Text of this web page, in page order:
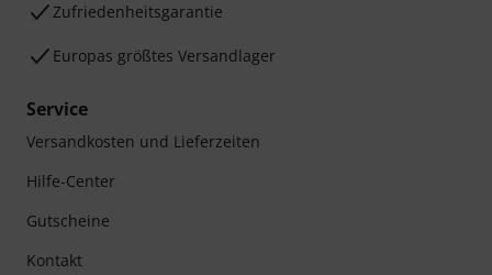
Zufriedenheitsgarantie
Europas größtes Versandlager
Service
Versandkosten und Lieferzeiten
Hilfe-Center
Gutscheine
Kontakt